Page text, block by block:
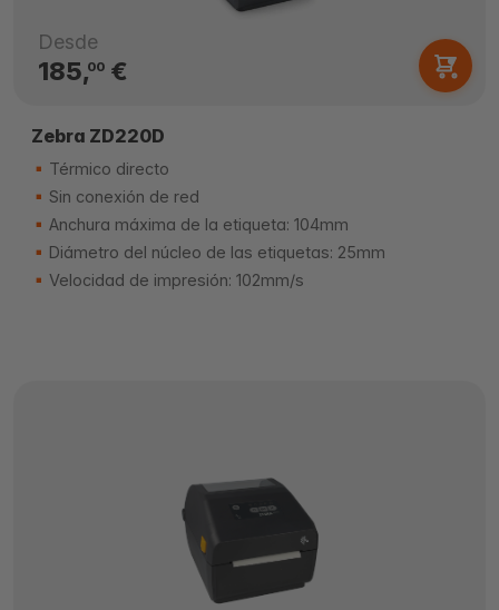
Desde
185,00€
Zebra ZD220D
Térmico directo
Sin conexión de red
Anchura máxima de la etiqueta: 104mm
Diámetro del núcleo de las etiquetas: 25mm
Velocidad de impresión: 102mm/s